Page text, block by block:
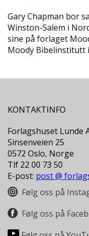
Gary Chapman bor
Winston-Salem i
sine på forlaget
Moody Bibelinstitutt
KONTAKTINFO
Forlagshuset Lunde
Sinsenveien 25
0572 Oslo, Norge
Tlf 22 00 73 50
E-post: post @
Følg oss på
Følg oss på
Y
H
E
T
E
L
U
D
L
Y
-
G
E
-